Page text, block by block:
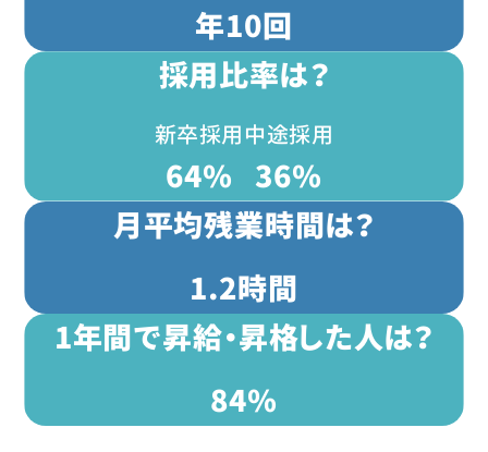
年10回
採用比率は？
新卒採用
64%
中途採用
36%
月平均残業時間は？
1.2時間
1年間で昇給・昇格した人は？
84%